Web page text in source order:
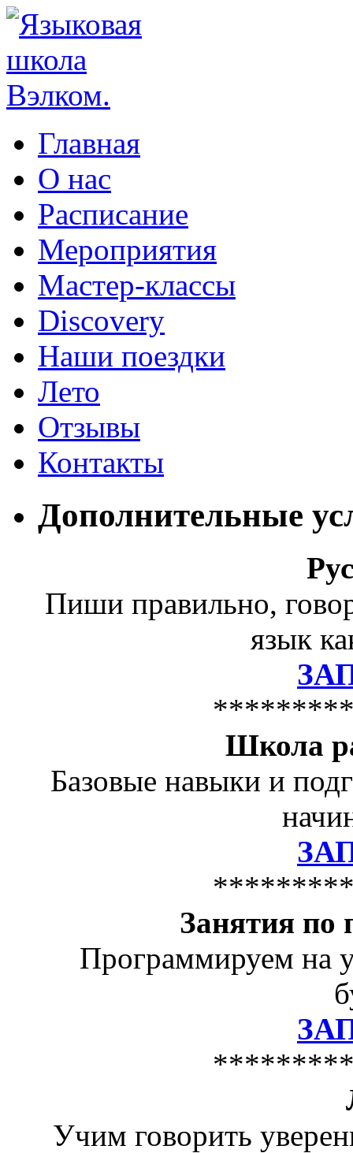
Главная
О нас
Расписание
Мероприятия
Мастер-классы
Discovery
Наши поездки
Лето
Отзывы
Контакты
Дополнительные
Пиши правильно,
язык
Школа
Базовые навыки и
Занятия по
Программируем на
Учим говорить